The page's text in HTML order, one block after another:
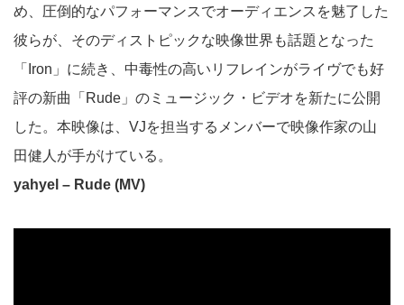
め、圧倒的なパフォーマンスでオーディエンスを魅了した
彼らが、そのディストピックな映像世界も話題となった
「Iron」に続き、中毒性の高いリフレインがライヴでも好
評の新曲「Rude」のミュージック・ビデオを新たに公開
した。本映像は、VJを担当するメンバーで映像作家の山
田健人が手がけている。
yahyel – Rude (MV)